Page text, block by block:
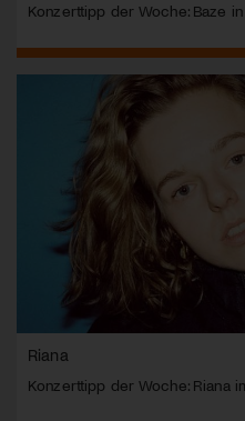
Konzerttipp der Woche: Baze
Riana
Konzerttipp der Woche: Riana